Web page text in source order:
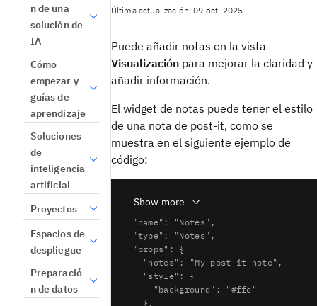
n de una
solución de
IA
Cómo
empezar y
guías de
aprendizaje
Soluciones
de
inteligencia
artificial
Proyectos
Espacios de
despliegue
Preparació
n de datos
Última actualización: 09 oct. 2025
Puede añadir notas en la vista
Visualizaciónpara mejorar la claridad y
añadir información.
El widget de notas puede tener el estilo
de una nota de post-it, como se
muestra en el siguiente ejemplo de
código:
  "name": "Notes",
  "type": "Notes",
  "props": {
    "notes": "My post-it note",
    "style": {
      "background": "#ffe"
    },
Show more